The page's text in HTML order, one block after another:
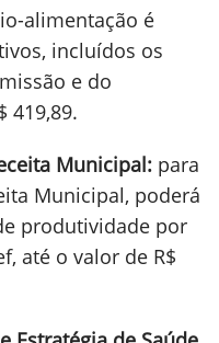
alimentação é
incluídos os
e do
419,89.
Municipal: para
Municipal, poderá
produtividade por
até o valor de R$